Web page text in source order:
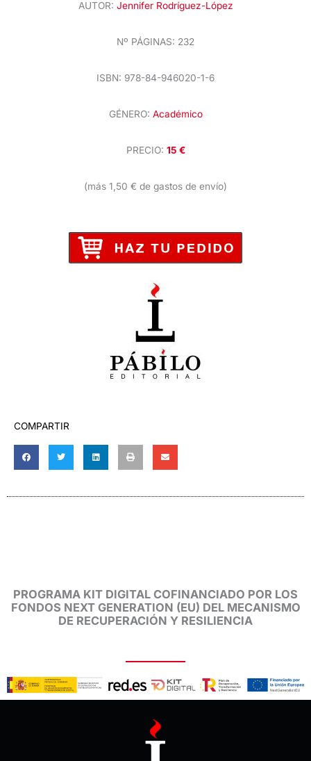
AUTOR: Jennifer Rodríguez-López
Nº PÁGINAS: 232
ISBN: 978-84-946020-1-6
GÉNERO: Académico
PRECIO: 15 €
(más 1,50 € de gastos de envío)
COMPARTIR
PROGRAMA KIT DIGITAL COFINANCIADO POR LOS
FONDOS NEXT GENERATION (EU) DEL MECANISMO
DE RECUPERACIÓN Y RESILIENCIA